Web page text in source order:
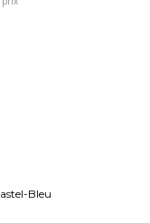
Bleu